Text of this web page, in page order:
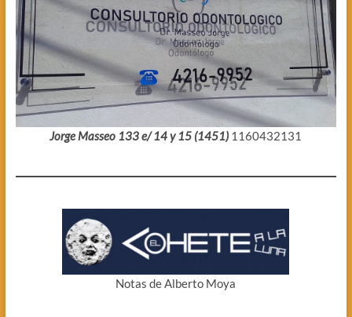
Jorge Masseo 133 e/ 14 y 15 (1451) 1160432131
Notas de Alberto Moya